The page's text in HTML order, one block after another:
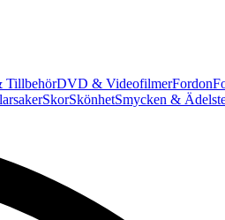
TillbehörDVD & VideofilmerFordon
SkorSkönhetSmycken &